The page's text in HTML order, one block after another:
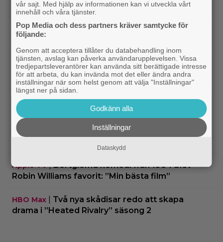
sina favoritserier: ”En av de bästa…”
Streamingtips|Nu på Viaplay: ”Stiliserat våld och
gapskratt” i oförutsägbar thriller från 2008
Netflix|3 nya filmer på Netflix: Oscarsvinnaren
från 2025 klättrar på topplistan
Bioaktuellt|Efter 25 Beckfilmer – Anna Asp
hoppas nya filmen blir en snackis
IKEA hyllas världen över – efter briljant blinkning
Apple TV|Bortglömd komedi från 1984 blev
Robin Williams favorit: ”Min bästa film”
HBO Max
Två nya skådisar redo att skapa
drama i ”Heated Rivalry” säsong 2
vår sajt. Med hjälp av informationen kan vi utveckla vårt
innehåll och våra tjänster.
Pop Media och dess partners kräver samtycke för
följande:
Genom att acceptera tillåter du databehandling inom
tjänsten, avslag kan påverka användarupplevelsen. Vissa
tredjepartsleverantörer kan använda sitt berättigade intresse
för att arbeta, du kan invända mot det eller ändra andra
inställningar när som helst genom att välja "Inställningar"
längst ner på sidan.
Godkänn alla
Inställningar
Dataskydd